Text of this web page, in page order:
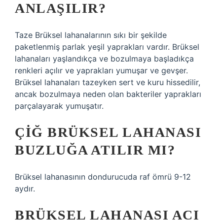
ANLAŞILIR?
Taze Brüksel lahanalarının sıkı bir şekilde
paketlenmiş parlak yeşil yaprakları vardır. Brüksel
lahanaları yaşlandıkça ve bozulmaya başladıkça
renkleri açılır ve yaprakları yumuşar ve gevşer.
Brüksel lahanaları tazeyken sert ve kuru hissedilir,
ancak bozulmaya neden olan bakteriler yaprakları
parçalayarak yumuşatır.
ÇIĞ BRÜKSEL LAHANASI
BUZLUĞA ATILIR MI?
Brüksel lahanasının dondurucuda raf ömrü 9-12
aydır.
BRÜKSEL LAHANASI ACI